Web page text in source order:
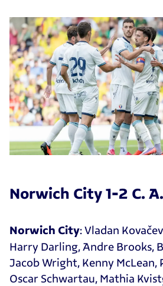
Norwich City 1-2 C.
Norwich City: Vladan
Harry Darling, Andre Brooks,
Jacob Wright, Kenny McLean,
Oscar Schwartau, Mathia